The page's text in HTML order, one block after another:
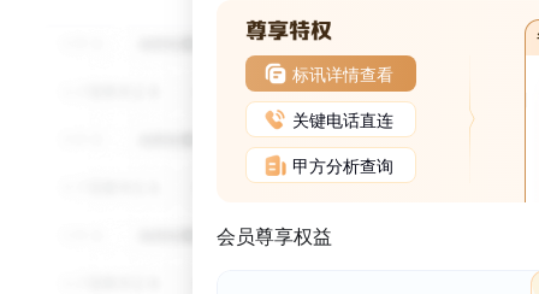
标讯详情查看
关键电话直连
甲方分析查询
会员尊享权益